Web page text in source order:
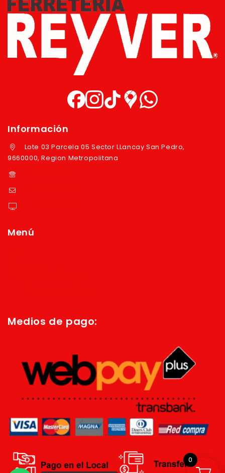
Información
Lote 03 Parcela 05 Sector LLancay San Pedro,
9660000, Region Metropolitana
Menú
Medios de pago:
0